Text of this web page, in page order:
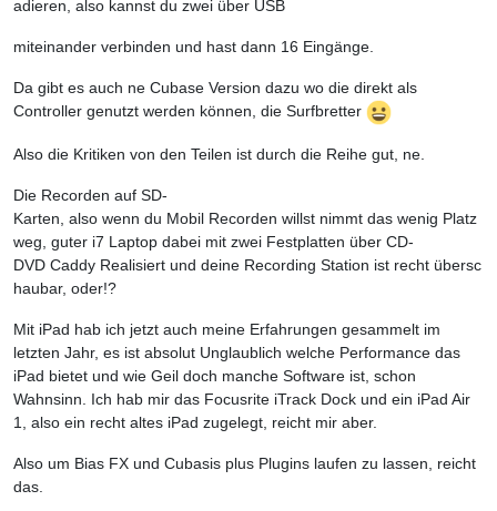
adieren, also kannst du zwei über USB
miteinander verbinden und hast dann 16 Eingänge.
Da gibt es auch ne Cubase Version dazu wo die direkt als
Controller genutzt werden können, die Surfbretter
Also die Kritiken von den Teilen ist durch die Reihe gut, ne.
Die Recorden auf SD-
Karten, also wenn du Mobil Recorden willst nimmt das wenig Platz
weg, guter i7 Laptop dabei mit zwei Festplatten über CD-
DVD Caddy Realisiert und deine Recording Station ist recht übersc
haubar, oder!?
Mit iPad hab ich jetzt auch meine Erfahrungen gesammelt im
letzten Jahr, es ist absolut Unglaublich welche Performance das
iPad bietet und wie Geil doch manche Software ist, schon
Wahnsinn. Ich hab mir das Focusrite iTrack Dock und ein iPad Air
1, also ein recht altes iPad zugelegt, reicht mir aber.
Also um Bias FX und Cubasis plus Plugins laufen zu lassen, reicht
das.